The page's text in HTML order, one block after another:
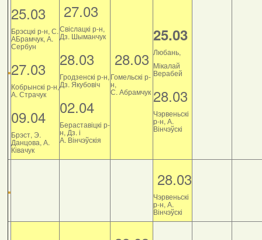
25.03
Брэсцкі р-н, С.
АБрамчук, А.
Сербун
27.03
Кобрынскі р-н,
А. Страчук
09.04
Брэст, Э.
Данцова, А.
Ківачук
27.03
Свіслацкі р-н,
Дз. Шыманчук
28.03
Гродзенскі р-н,
Дз. Якубовіч
02.04
Бераставіцкі р-
н, Дз. і
А. Вінчэўскія
28.03
Гомельскі р-
н,
С. Абрамчук
25.03
Любань,
Мікалай
Верабей
28.03
Чэрвеньскі
р-н, А.
Вінчэўскі
28.03
Чэрвеньскі
р-н, А.
Вінчэўскі